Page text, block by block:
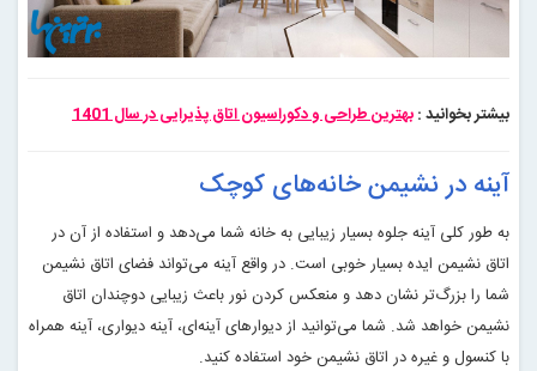
بیشتر بخوانید :بهترین طراحی و دکوراسیون اتاق پذیرایی در سال 1401
آینه در نشیمن خانه‌های کوچک
به طور کلی آینه جلوه بسیار زیبایی به خانه شما می‌دهد و استفاده از آن در
اتاق نشیمن ایده بسیار خوبی است. در واقع آینه می‌تواند فضای اتاق نشیمن
شما را بزرگ‌تر نشان دهد و منعکس کردن نور باعث زیبایی دوچندان اتاق
نشیمن خواهد شد. شما می‌توانید از دیوارهای آینه‌ای، آینه دیواری، آینه همراه
با کنسول و غیره در اتاق نشیمن خود استفاده کنید.